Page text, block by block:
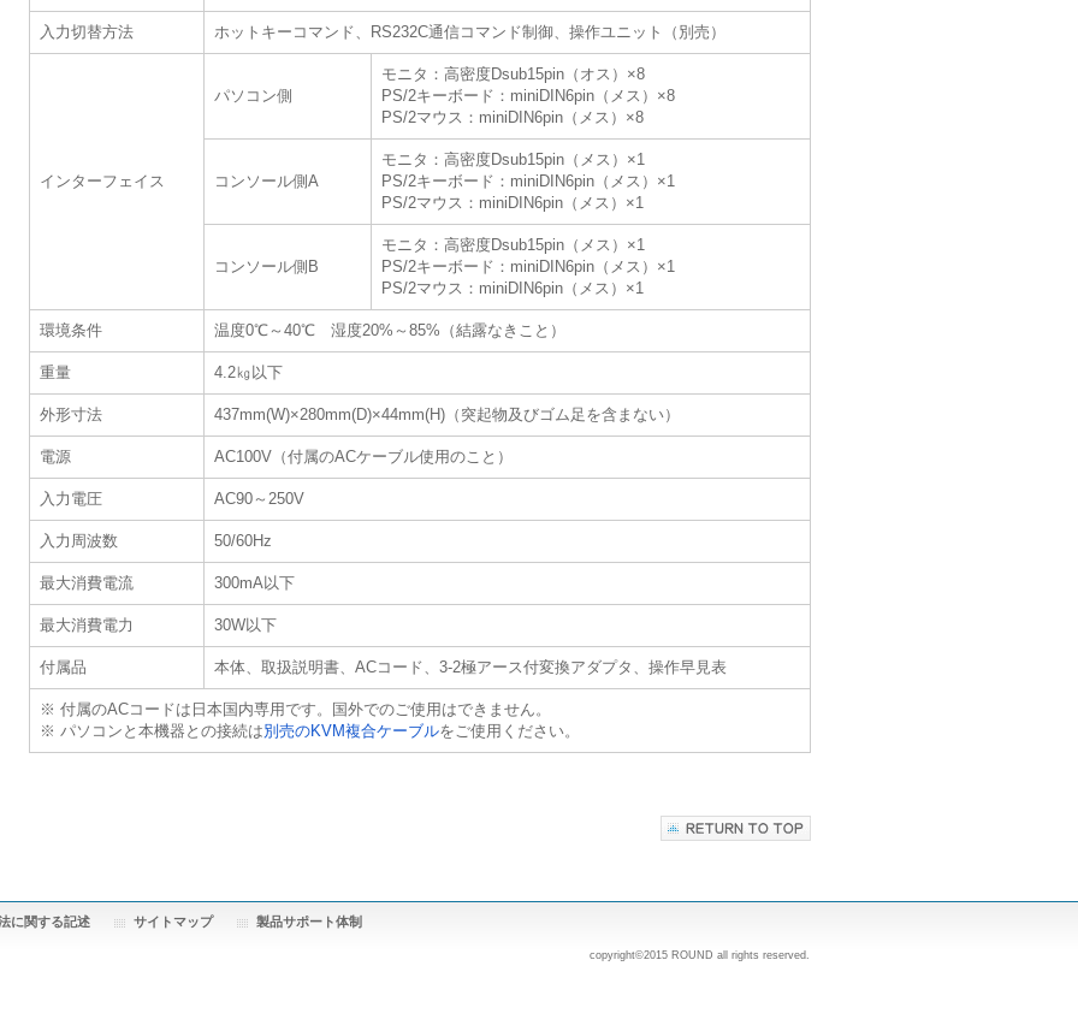
入力切替方法 ホットキーコマンド、RS232C通信コマンド制御、操作ユニット（別売）
インターフェイス
パソコン側
モニタ：高密度Dsub15pin（オス）×8
PS/2キーボード：miniDIN6pin（メス）×8
PS/2マウス：miniDIN6pin（メス）×8
コンソール側A
モニタ：高密度Dsub15pin（メス）×1
PS/2キーボード：miniDIN6pin（メス）×1
PS/2マウス：miniDIN6pin（メス）×1
コンソール側B
モニタ：高密度Dsub15pin（メス）×1
PS/2キーボード：miniDIN6pin（メス）×1
PS/2マウス：miniDIN6pin（メス）×1
環境条件 温度0℃～40℃ 湿度20%～85%（結露なきこと）
重量 4.2㎏以下
外形寸法 437mm(W)×280mm(D)×44mm(H)（突起物及びゴム足を含まない）
電源 AC100V（付属のACケーブル使用のこと）
入力電圧 AC90～250V
入力周波数 50/60Hz
最大消費電流 300mA以下
最大消費電力 30W以下
付属品 本体、取扱説明書、ACコード、3-2極アース付変換アダプタ、操作早見表
※ 付属のACコードは日本国内専用です。国外でのご使用はできません。
※ パソコンと本機器との接続は別売のKVM複合ケーブルをご使用ください。
copyright©2015 ROUND all rights reserved.
に関する記述 サイトマップ 製品サポート体制